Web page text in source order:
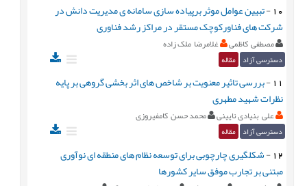
10
-تبیین عوامل موثر برپیاده سازی سامانه ی مدیریت دانش در
شرکت های فناورکوچک مستقر در مراکز رشد فناوری
مصطفی کاظمی غلامرضا ملک زاده
دسترسی آزاد مقاله
11
-بررسی تاثیر معنویت بر شاخص های اثر بخشی گروهی بر پایه
نظرات شهید مطهری
علی بنیادی نایینی محمد حسن کامفیروزی
دسترسی آزاد مقاله
12
-شکل‏گیری چارچوبی برای توسعه نظام های منطقه ای نوآوری
مبتنی بر تجارب موفق سایر کشورها